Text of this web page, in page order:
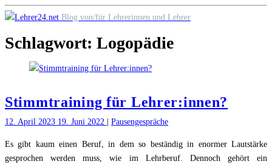
Skip
content
Blog von/für Lehrerinnen und Lehrer
Schlagwort: Logopädie
Stimmtraining für Lehrer:innen?
12. April 2023 19. Juni 2022 Pausengespräche
Es gibt kaum einen Beruf, in dem so beständig in enormer Lautstärke
gesprochen werden muss, wie im Lehrberuf. Dennoch gehört ein